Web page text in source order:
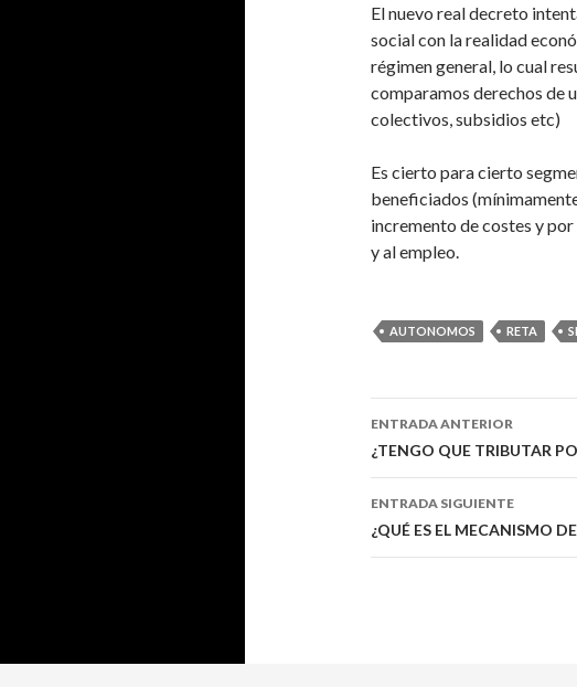
El nuevo real decreto
social con la realidad
régimen general, lo cual
comparamos derechos de
colectivos, subsidios etc)
Es cierto para cierto
beneficiados
incremento de costes y
y al empleo.
AUTONOMOS RETA
Navegación
de
entradas
ENTRADA ANTERIOR
¿TENGO QUE TRIBUTAR
ENTRADA SIGUIENTE
¿QUÉ ES EL MECANISMO